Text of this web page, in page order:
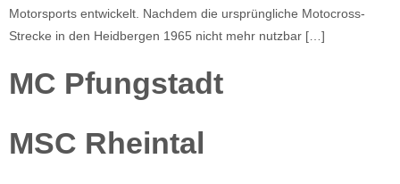
Motorsports entwickelt. Nachdem die ursprüngliche Motocross-
Strecke in den Heidbergen 1965 nicht mehr nutzbar […]
MC Pfungstadt
MSC Rheintal